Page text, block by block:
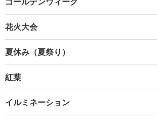
花火大会
夏休み（夏祭り）
紅葉
イルミネーション